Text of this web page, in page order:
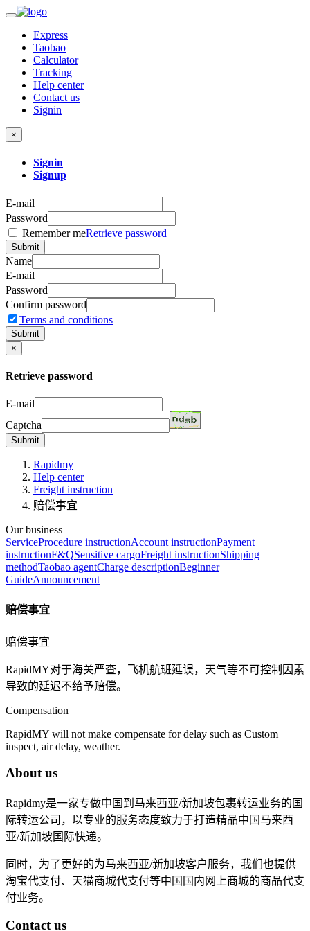
Express
Taobao
Calculator
Tracking
Help center
Contact us
Signin
×
Signin
Signup
E-mail
Password
Remember meRetrieve password
Submit
Name
E-mail
Password
Confirm password
Terms and conditions
Submit
×
Retrieve password
E-mail
Captcha
Submit
Rapidmy
Help center
Freight instruction
赔偿事宜
Our business
ServiceProcedure instructionAccount instructionPayment
instructionF&QSensitive cargoFreight instructionShipping
methodTaobao agentCharge descriptionBeginner
GuideAnnouncement
赔偿事宜
赔偿事宜
RapidMY对于海关严查，飞机航班延误，天气等不可控制因素
导致的延迟不给予赔偿。
Compensation
RapidMY will not make compensate for delay such as Custom
inspect, air delay, weather.
About us
Rapidmy是一家专做中国到马来西亚/新加坡包裹转运业务的国
际转运公司，以专业的服务态度致力于打造精品中国马来西
亚/新加坡国际快递。
同时，为了更好的为马来西亚/新加坡客户服务，我们也提供
淘宝代支付、天猫商城代支付等中国国内网上商城的商品代支
付业务。
Contact us